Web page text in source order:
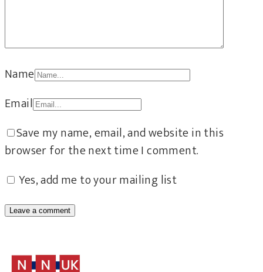
Name
Email
Save my name, email, and website in this
browser for the next time I comment.
Yes, add me to your mailing list